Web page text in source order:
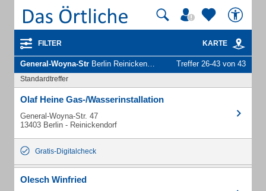
FILTER KARTE
General-Woyna-Str Berlin Reinickendorf - Unternehmen und Personen Treffer 26-43 von 43
Standardtreffer
Olaf Heine Gas-/Wasserinstallation
General-Woyna-Str. 47
13403 Berlin - Reinickendorf
Gratis-Digitalcheck
Olesch Winfried